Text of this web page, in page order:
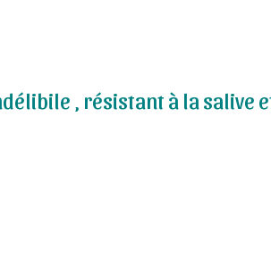
, résistant à la salive